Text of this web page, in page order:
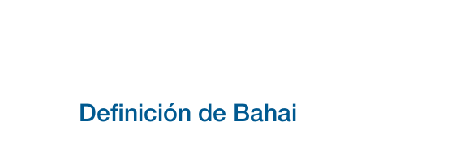
Definición de Bahai